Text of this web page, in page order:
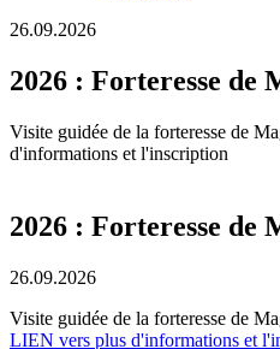
26.09.2026
2026 : Forteresse de
Visite guidée de la forteresse de
d'informations et l'inscription
2026 : Forteresse de
26.09.2026
Visite guidée de la forteresse de
LIEN vers plus d'informations et